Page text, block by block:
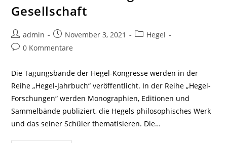
Gesellschaft
Beitrags-
Autor:
admin
Beitrag
veröffentlicht:
November 3, 2021
Beitrags-
Hegel
Beitrags-
0 Kommentare
Die Tagungsbände der Hegel-Kongresse werden in der
Reihe „Hegel-Jahrbuch“ veröffentlicht. In der Reihe „Hegel-
Forschungen“ werden Monographien, Editionen und
Sammelbände publiziert, die Hegels philosophisches Werk
und das seiner Schüler thematisieren. Die…